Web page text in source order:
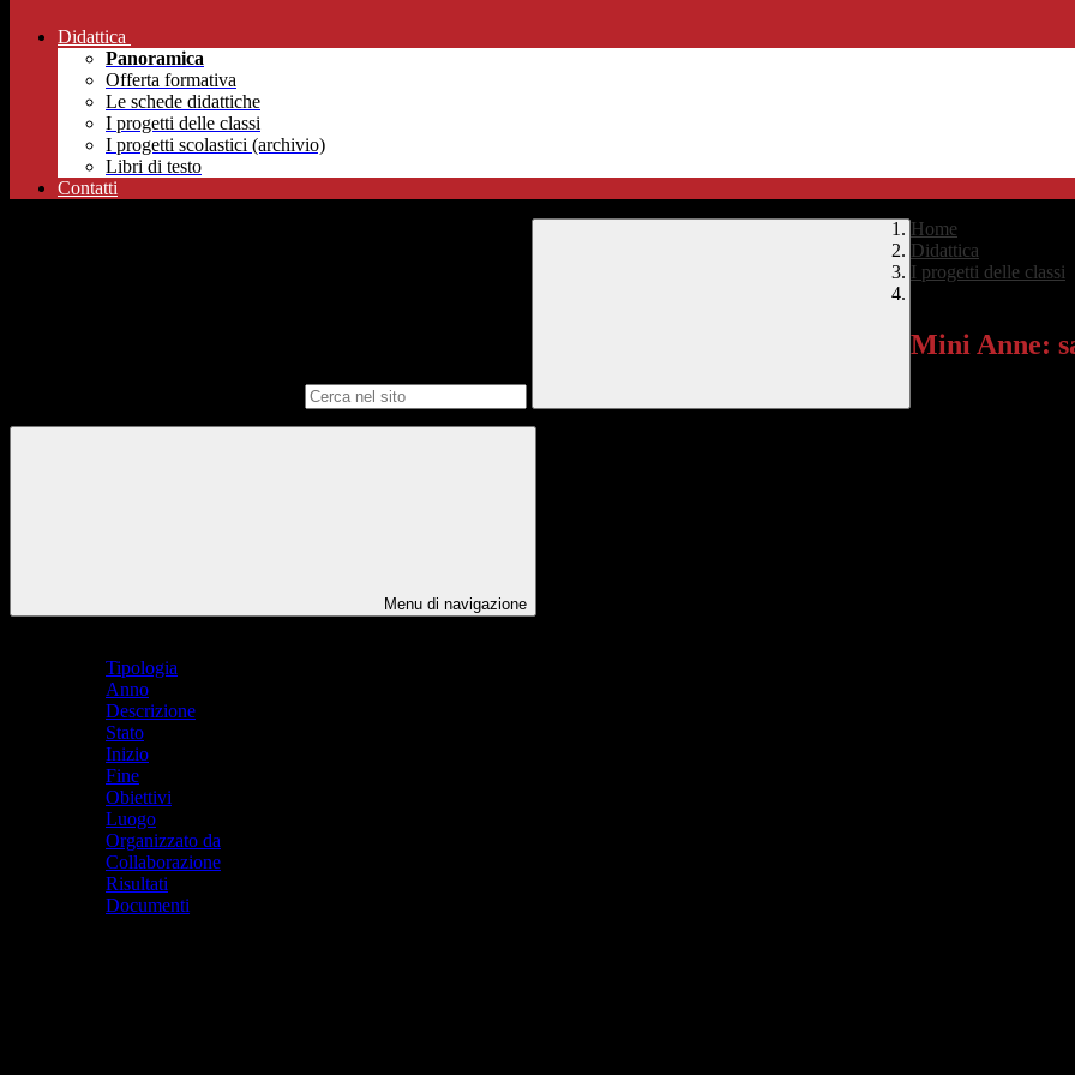
Didattica
Panoramica
Offerta formativa
Le schede didattiche
I progetti delle classi
I progetti scolastici (archivio)
Libri di testo
Contatti
Home
Didattica
I progetti delle classi
Mini Anne:
Menu di navigazione
Tipologia
Anno
Descrizione
Stato
Inizio
Fine
Obiettivi
Luogo
Organizzato da
Collaborazione
Risultati
Documenti